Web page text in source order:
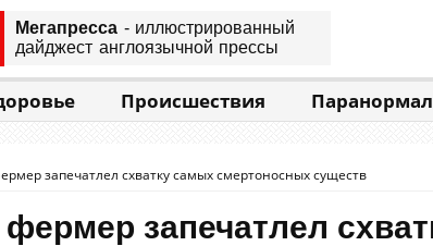
Мегапресса - иллюстрированный
дайджест англоязычной прессы
Происшествия
запечатлел схватку самых смертоносных существ
запечатлел